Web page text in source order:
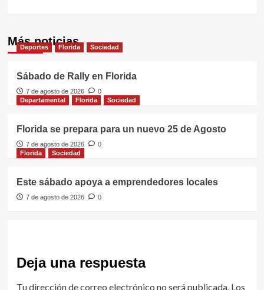
Más noticias
Deportes Florida Sociedad
Sábado de Rally en Florida
7 de agosto de 2026
0
Departamental
Florida Sociedad
Florida se prepara para un nuevo 25 de Agosto
7 de agosto de 2026
0
Florida
Sociedad
Este sábado apoya a emprendedores locales
7 de agosto de 2026 0
Deja una respuesta
Tu dirección de correo electrónico no será publicada. Los